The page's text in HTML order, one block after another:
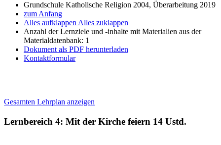
Grundschule Katholische Religion 2004, Überarbeitung 2019
zum Anfang
Alles aufklappen Alles zuklappen
Anzahl der Lernziele und -inhalte mit Materialien aus der
Materialdatenbank: 1
Dokument als PDF herunterladen
Kontaktformular
Gesamten Lehrplan anzeigen
Lernbereich 4: Mit der Kirche feiern 14 Ustd.